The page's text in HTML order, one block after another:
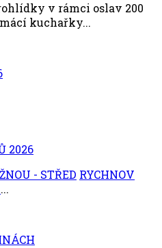
v rámci oslav 200
kuchařky...
2026
- STŘED RYCHNOV
...